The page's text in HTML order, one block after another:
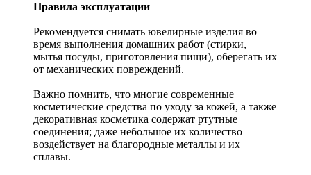
Правила эксплуатации
Рекомендуется снимать ювелирные изделия во
время выполнения домашних работ (стирки,
мытья посуды, приготовления пищи), оберегать их
от механических повреждений.
Важно помнить, что многие современные
косметические средства по уходу за кожей, а также
декоративная косметика содержат ртутные
соединения; даже небольшое их количество
воздействует на благородные металлы и их
сплавы.